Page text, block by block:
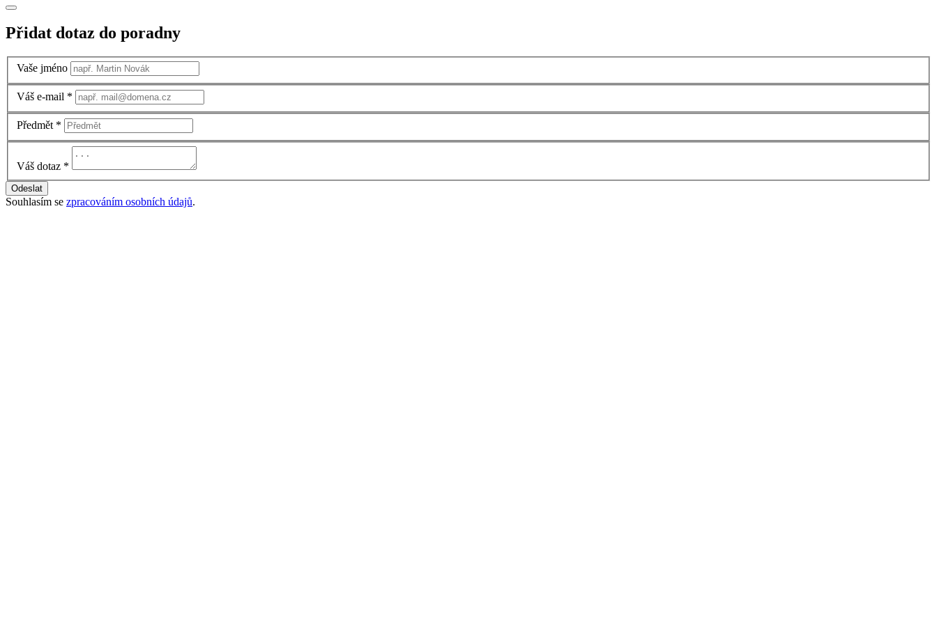
Přidat dotaz do poradny
Vaše jméno
Váš e-mail *
Předmět *
Váš dotaz *
Odeslat
Souhlasím se zpracováním osobních údajů.